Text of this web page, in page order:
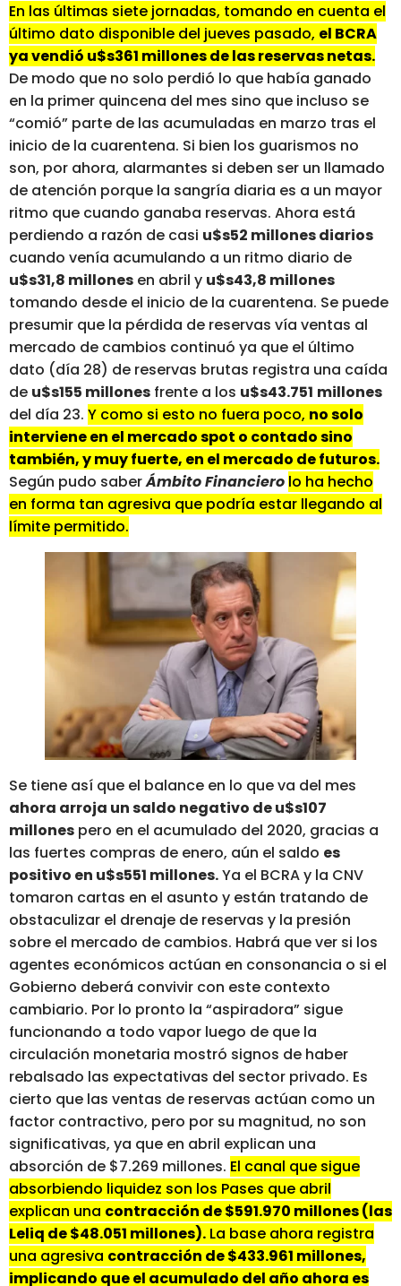
En las últimas siete jornadas, tomando en cuenta el
último dato disponible del jueves pasado, el BCRA
ya vendió u$s361 millones de las reservas netas.
De modo que no solo perdió lo que había ganado
en la primer quincena del mes sino que incluso se
“comió” parte de las acumuladas en marzo tras el
inicio de la cuarentena. Si bien los guarismos no
son, por ahora, alarmantes si deben ser un llamado
de atención porque la sangría diaria es a un mayor
ritmo que cuando ganaba reservas. Ahora está
perdiendo a razón de casi u$s52 millones diarios
cuando venía acumulando a un ritmo diario de
u$s31,8 millones en abril y u$s43,8 millones
tomando desde el inicio de la cuarentena. Se puede
presumir que la pérdida de reservas vía ventas al
mercado de cambios continuó ya que el último
dato (día 28) de reservas brutas registra una caída
de u$s155 millones frente a los u$s43.751 millones
del día 23. Y como si esto no fuera poco, no solo
interviene en el mercado spot o contado sino
también, y muy fuerte, en el mercado de futuros.
Según pudo saberÁmbito Financiero lo ha hecho
en forma tan agresiva que podría estar llegando al
límite permitido.
Se tiene así que el balance en lo que va del mes
ahora arroja un saldo negativo de u$s107
millones pero en el acumulado del 2020, gracias a
las fuertes compras de enero, aún el saldo es
positivo en u$s551 millones.Ya el BCRA y la CNV
tomaron cartas en el asunto y están tratando de
obstaculizar el drenaje de reservas y la presión
sobre el mercado de cambios. Habrá que ver si los
agentes económicos actúan en consonancia o si el
Gobierno deberá convivir con este contexto
cambiario. Por lo pronto la “aspiradora” sigue
funcionando a todo vapor luego de que la
circulación monetaria mostró signos de haber
rebalsado las expectativas del sector privado. Es
cierto que las ventas de reservas actúan como un
factor contractivo, pero por su magnitud, no son
significativas, ya que en abril explican una
absorción de $7.269 millones. El canal que sigue
absorbiendo liquidez son los Pases que abril
explican una contracción de $591.970 millones (las
Leliq de $48.051 millones). La base ahora registra
una agresiva contracción de $433.961 millones,
implicando que el acumulado del año ahora es